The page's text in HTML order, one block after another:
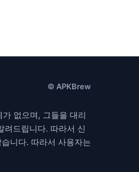
© APKBrew
없으며, 그들을 대리
려드립니다. 따라서 신
니다. 따라서 사용자는